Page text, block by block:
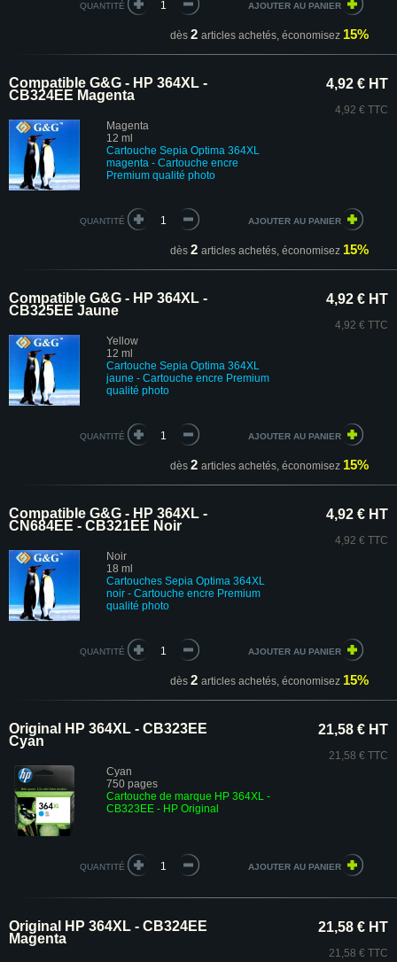
QUANTITÉ
dès 2 articles achetés, économisez 15%
Compatible G&G - HP 364XL -
CB324EE Magenta
Magenta
12 ml
Cartouche Sepia Optima 364XL
magenta - Cartouche encre
Premium qualité photo
4,92 € HT
4,92 € TTC
QUANTITÉ
dès 2 articles achetés, économisez 15%
Compatible G&G - HP 364XL -
CB325EE Jaune
Yellow
12 ml
Cartouche Sepia Optima 364XL
jaune - Cartouche encre Premium
qualité photo
4,92 € HT
4,92 € TTC
QUANTITÉ
dès 2 articles achetés, économisez 15%
Compatible G&G - HP 364XL -
CN684EE - CB321EE Noir
Noir
18 ml
Cartouches Sepia Optima 364XL
noir - Cartouche encre Premium
qualité photo
4,92 € HT
4,92 € TTC
QUANTITÉ
dès 2 articles achetés, économisez 15%
Original HP 364XL - CB323EE
Cyan
Cyan
750 pages
Cartouche de marque HP 364XL -
CB323EE - HP Original
21,58 € HT
21,58 € TTC
QUANTITÉ
Original HP 364XL - CB324EE
Magenta
21,58 € HT
21,58 € TTC